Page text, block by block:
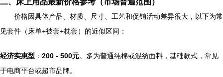
价格因具体产品、材质、尺寸、工艺和促销活动差异很大，以下为常
见套件（床单+被套+枕套）的近似区间：
经济实惠型 ： 200 - 500元。多为普通纯棉或混纺面料，基础款式，常见
于电商平台或超市品牌。